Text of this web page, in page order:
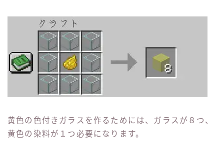
黄色の色付きガラスを作るためには、ガラスが８つ、
黄色の染料が１つ必要になります。